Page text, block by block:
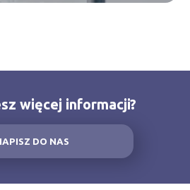
więcej informacji?
DO NAS